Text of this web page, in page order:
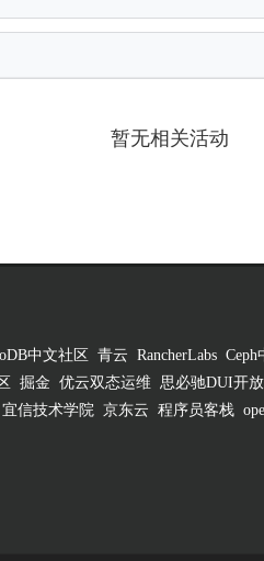
暂无相关活动
中文社区 青云 RancherLabs Ceph
掘金 优云双态运维 思必驰DUI开
宜信技术学院 京东云 程序员客栈